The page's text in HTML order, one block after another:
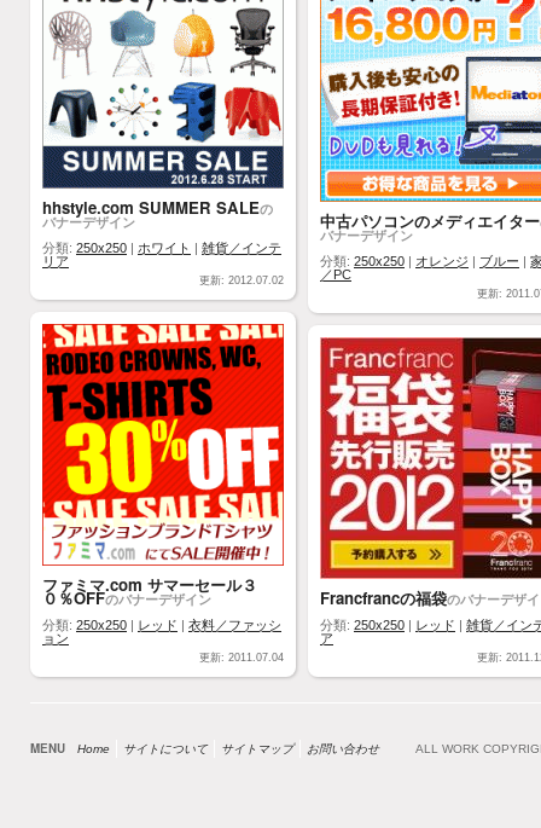
hhstyle.com SUMMER SALEの
バナーデザイン
分類: 250x250 ホワイト
雑貨／インテ
リア
更新: 2012.07.02
中古パソコンのメディエイター
バナーデザイン
分類: 250x250 オレンジ ブルー
／PC
更新:
ファミマ.com サマーセール３
０％OFFのバナーデザイン
分類: 250x250 レッド
衣料／ファッシ
ョン
更新: 2011.07.04
Francfrancの福袋のバナーデザ
分類: 250x250 レッド
雑貨／イン
ア
更新:
MENU Home サイトについて サイトマップ お問い合わせ ALL WORK